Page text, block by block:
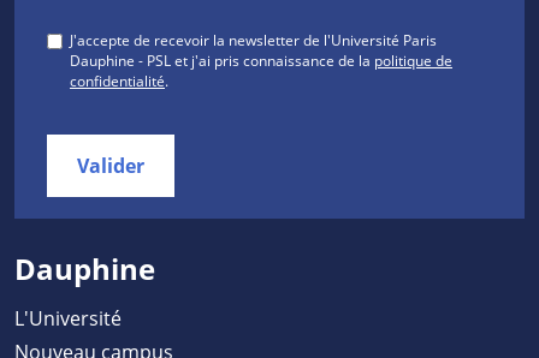
J'accepte de recevoir la newsletter de l'Université Paris
Dauphine - PSL et j'ai pris connaissance de la politique de
confidentialité.
Valider
Dauphine
L'Université
Nouveau campus